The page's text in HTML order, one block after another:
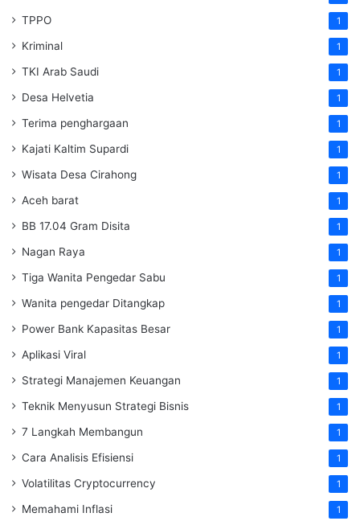
TPPO 1
Kriminal 1
TKI Arab Saudi 1
Desa Helvetia 1
Terima penghargaan 1
Kajati Kaltim Supardi 1
Wisata Desa Cirahong 1
Aceh barat 1
BB 17.04 Gram Disita 1
Nagan Raya 1
Tiga Wanita Pengedar Sabu 1
Wanita pengedar Ditangkap 1
Power Bank Kapasitas Besar 1
Aplikasi Viral 1
Strategi Manajemen Keuangan 1
Teknik Menyusun Strategi Bisnis 1
7 Langkah Membangun 1
Cara Analisis Efisiensi 1
Volatilitas Cryptocurrency 1
Memahami Inflasi 1